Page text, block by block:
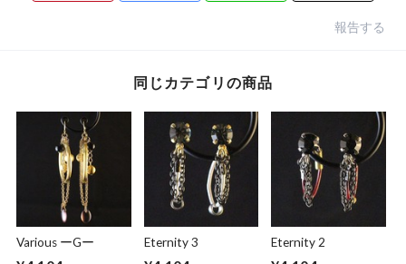
報告する
同じカテゴリの商品
Various ーGー Eternity 3 Eternity 2